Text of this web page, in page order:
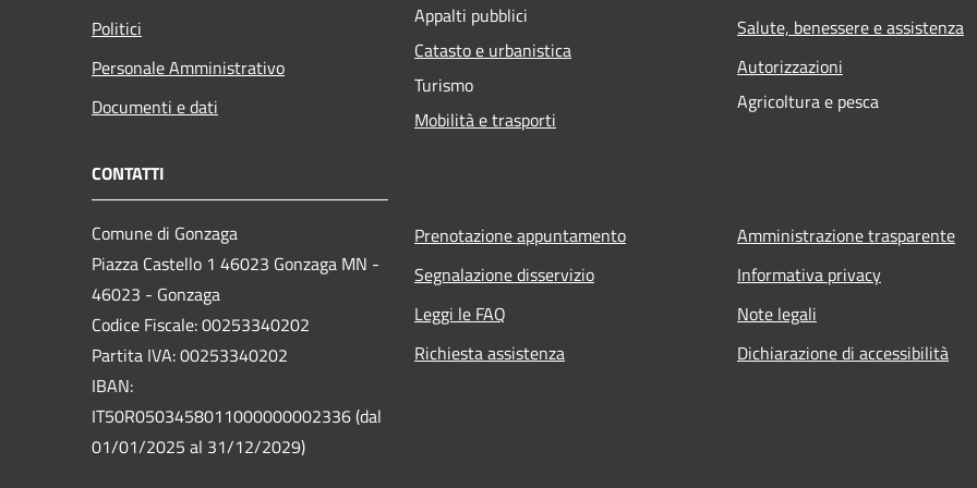
Politici
Personale Amministrativo
Documenti e dati
Appalti pubblici
Catasto e urbanistica
Turismo
Mobilità e trasporti
Salute, benessere e assistenza
Autorizzazioni
Agricoltura e pesca
CONTATTI
Comune di Gonzaga
Piazza Castello 1 46023 Gonzaga MN -
46023 - Gonzaga
Codice Fiscale: 00253340202
Partita IVA: 00253340202
IBAN:
IT50R0503458011000000002336 (dal
01/01/2025 al 31/12/2029)
Prenotazione appuntamento
Segnalazione disservizio
Leggi le FAQ
Richiesta assistenza
Amministrazione trasparente
Informativa privacy
Note legali
Dichiarazione di accessibilità